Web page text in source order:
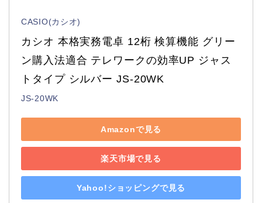
CASIO(カシオ)
カシオ 本格実務電卓 12桁 検算機能 グリー
ン購入法適合 テレワークの効率UP ジャス
トタイプ シルバー JS-20WK
JS-20WK
Amazonで見る
楽天市場で見る
Yahoo!ショッピングで見る